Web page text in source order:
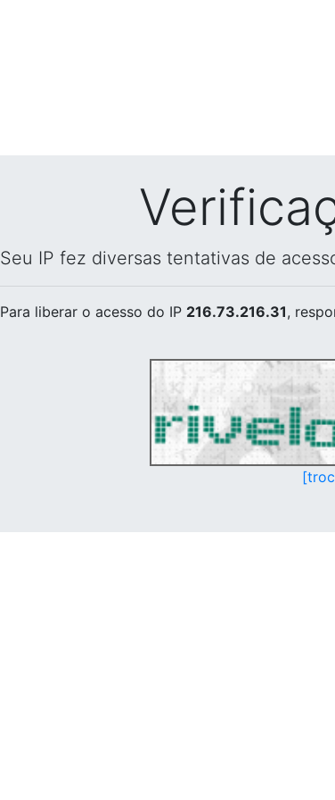
Seu IP fez diversas tentativas de
Para liberar o acesso do IP 216.73.216.31,